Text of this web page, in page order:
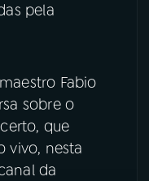
pela
Fabio
sobre o
que
vivo, nesta
da